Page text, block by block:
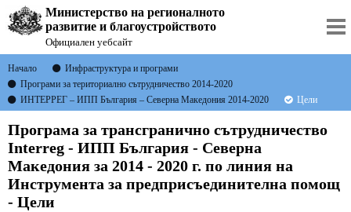
Министерство на регионалното
развитие и благоустройството
Официален уебсайт
Начало
Инфраструктура и програми
Програми за териториално сътрудничество 2014-2020
ИНТЕРРЕГ – ИПП България – Северна Македония 2014-2020
Цели
Програма за трансгранично сътрудничество
Interreg - ИПП България - Северна
Македония за 2014 - 2020 г. по линия на
Инструмента за предприсъединителна помощ
- Цели